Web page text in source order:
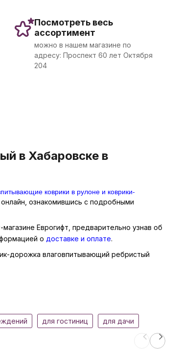
Посмотреть весь
ассортимент
можно в нашем магазине по
адресу: Проспект 60 лет Октября
204
в Хабаровске в
коврики в рулоне и коврики-
ознакомившись с подробными
Еврогифт, предварительно узнав об
о доставке и оплате.
дорожка влаговпитывающий ребристый
для гостиниц для дачи